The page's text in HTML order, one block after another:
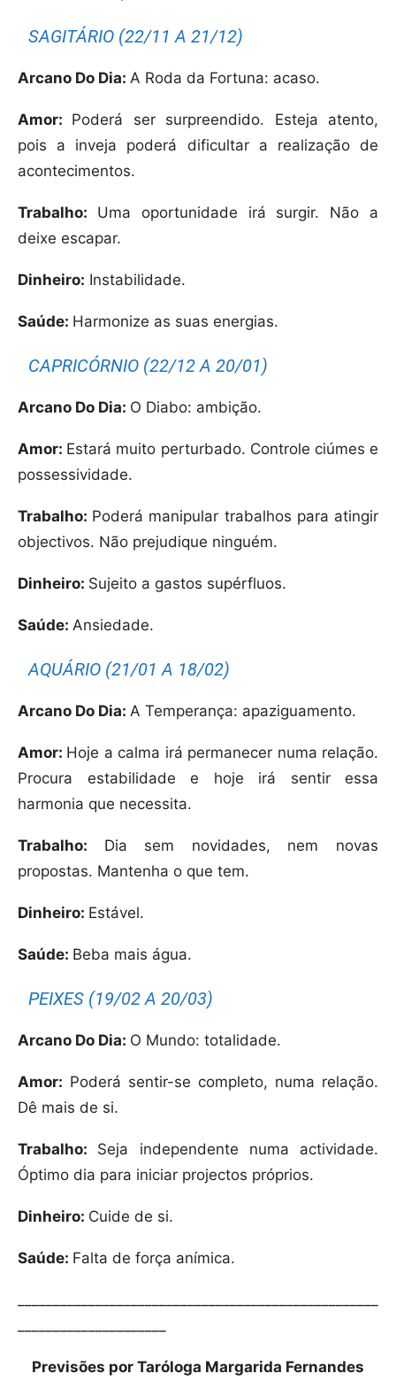
SAGITÁRIO (22/11 A 21/12)
Arcano Do Dia: A Roda da Fortuna: acaso.
Amor: Poderá ser surpreendido. Esteja atento,
pois a inveja poderá dificultar a realização de
acontecimentos.
Trabalho: Uma oportunidade irá surgir. Não a
deixe escapar.
Dinheiro: Instabilidade.
Saúde: Harmonize as suas energias.
CAPRICÓRNIO (22/12 A 20/01)
Arcano Do Dia: O Diabo: ambição.
Amor: Estará muito perturbado. Controle ciúmes e
possessividade.
Trabalho: Poderá manipular trabalhos para atingir
objectivos. Não prejudique ninguém.
Dinheiro: Sujeito a gastos supérfluos.
Saúde: Ansiedade.
AQUÁRIO (21/01 A 18/02)
Arcano Do Dia: A Temperança: apaziguamento.
Amor: Hoje a calma irá permanecer numa relação.
Procura estabilidade e hoje irá sentir essa
harmonia que necessita.
Trabalho: Dia sem novidades, nem novas
propostas. Mantenha o que tem.
Dinheiro: Estável.
Saúde: Beba mais água.
PEIXES (19/02 A 20/03)
Arcano Do Dia: O Mundo: totalidade.
Amor: Poderá sentir-se completo, numa relação.
Dê mais de si.
Trabalho: Seja independente numa actividade.
Óptimo dia para iniciar projectos próprios.
Dinheiro: Cuide de si.
Saúde: Falta de força anímica.
Previsões por Taróloga Margarida Fernandes